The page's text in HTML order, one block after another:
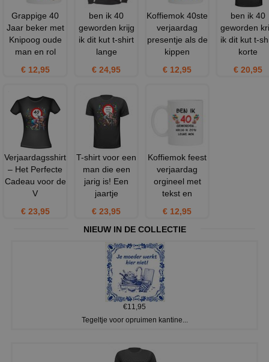
Grappige 40
Jaar beker met
Knipoog oude
man en rol
€ 12,95
ben ik 40
geworden krijg
ik dit kut t-shirt
lange
€ 24,95
Koffiemok 40ste
verjaardag
presentje als de
kippen
€ 12,95
ben ik 40
geworden
ik dit kut t-
korte
€ 20,95
Verjaardagsshirt
– Het Perfecte
Cadeau voor de
V
€ 23,95
T-shirt voor een
man die een
jarig is! Een
jaartje
€ 23,95
Koffiemok feest
verjaardag
orgineel met
tekst en
€ 12,95
NIEUW IN DE COLLECTIE
€11,95
Tegeltje voor opruimen kantine...